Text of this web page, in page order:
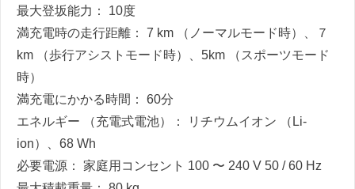
最大登坂能力： 10度
満充電時の走行距離： 7 km （ノーマルモード時）、７
km （歩行アシストモード時）、5km （スポーツモード
時）
満充電にかかる時間： 60分
エネルギー （充電式電池）： リチウムイオン （Li-
ion）、68 Wh
必要電源： 家庭用コンセント 100 〜 240 V 50 / 60 Hz